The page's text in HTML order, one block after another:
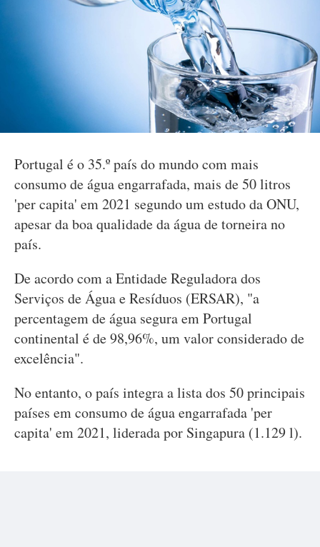
Portugal é o 35.º país do mundo com mais
consumo de água engarrafada, mais de 50 litros
'per capita' em 2021 segundo um estudo da ONU,
apesar da boa qualidade da água de torneira no
país.
De acordo com a Entidade Reguladora dos
Serviços de Água e Resíduos (ERSAR), "a
percentagem de água segura em Portugal
continental é de 98,96%, um valor considerado de
excelência".
No entanto, o país integra a lista dos 50 principais
países em consumo de água engarrafada 'per
capita' em 2021, liderada por Singapura (1.129 l).